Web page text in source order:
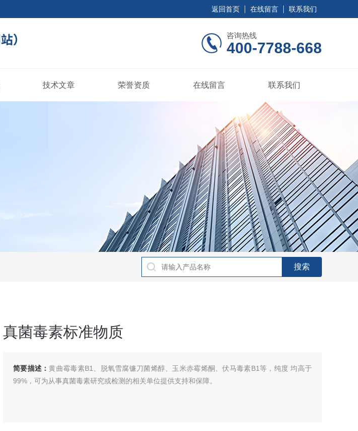
返回首页 在线留言 联系我们
咨询热线
400-7788-668
技术文章 荣誉资质 在线留言 联系我们
真菌毒素标准物质
简要描述：黄曲霉毒素B1、脱氧雪腐镰刀菌烯醇、玉米赤霉烯酮、伏马毒素B1等，纯度 均高于
99%，可为从事真菌毒素研究或检测的相关单位提供支持和保障。